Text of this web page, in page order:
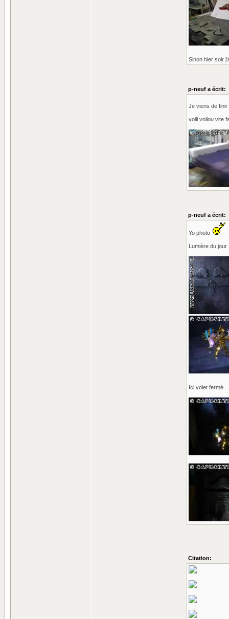
Sinon hier soir
p-neuf a écrit:
Je viens de finir
voili voilou vite
p-neuf a écrit:
Yo photo
Lumière du jour
Ici volet fermé
Citation: